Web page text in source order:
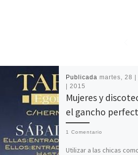
Publicada martes, 28 |
| 2015
Mujeres y
el gancho
1 Comentario
Utilizar a las chicas